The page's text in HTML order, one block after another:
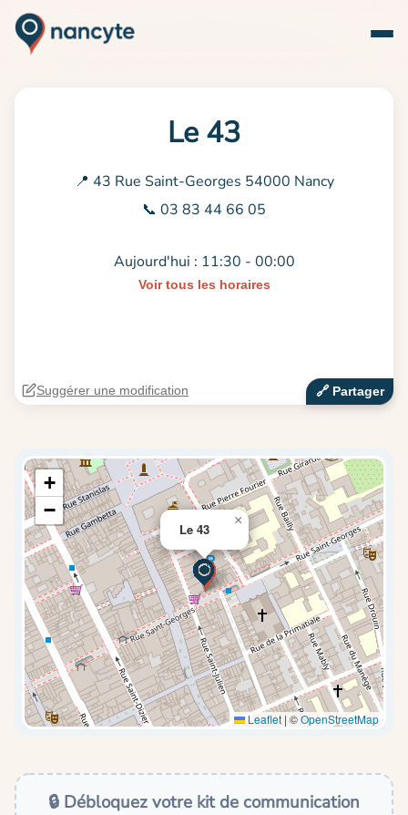
Le 43
📍 43 Rue Saint-Georges 54000 Nancy
📞 03 83 44 66 05
Aujourd'hui : 11:30 - 00:00
Voir tous les horaires
🔗‍️ Partager
Suggérer une modification
Le 43
×
+
−
Leaflet | ©OpenStreetMap
🔒 Débloquez votre kit de communication